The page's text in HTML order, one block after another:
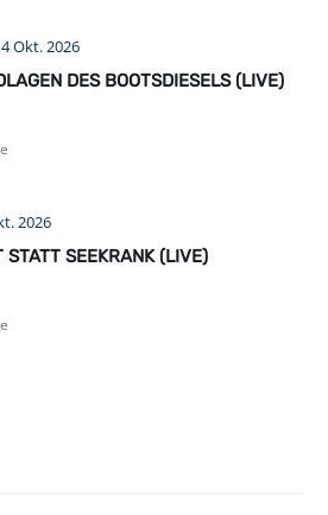
Okt. 2026
DES BOOTSDIESELS (LIVE)
2026
STATT SEEKRANK (LIVE)